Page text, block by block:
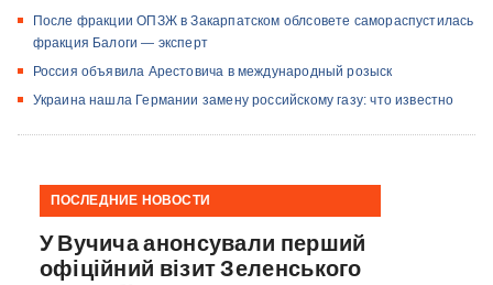
После фракции ОПЗЖ в Закарпатском облсовете самораспустилась
фракция Балоги — эксперт
Россия объявила Арестовича в международный розыск
Украина нашла Германии замену российскому газу: что известно
ПОСЛЕДНИЕ НОВОСТИ
У Вучича анонсували перший
офіційний візит Зеленського